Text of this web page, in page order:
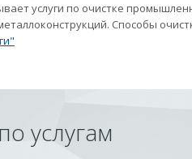
услуги по очистке
Способы
услугам